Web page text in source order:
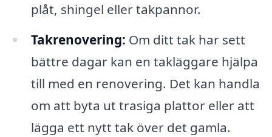
plåt, shingel eller takpannor.
Takrenovering: Om ditt tak har sett
bättre dagar kan en takläggare hjälpa
till med en renovering. Det kan handla
om att byta ut trasiga plattor eller att
lägga ett nytt tak över det gamla.